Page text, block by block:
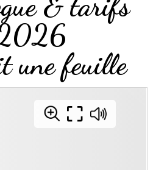
une feuille